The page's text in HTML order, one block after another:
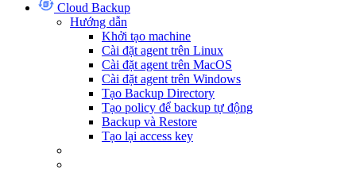
Cloud Backup
Hướng dẫn
Khởi tạo machine
Cài đặt agent trên Linux
Cài đặt agent trên MacOS
Cài đặt agent trên Windows
Tạo Backup Directory
Tạo policy để backup tự động
Backup và Restore
Tạo lại access key